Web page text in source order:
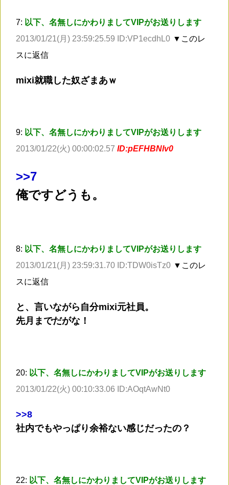
7: 以下、名無しにかわりましてVIPがお送りします
2013/01/21(月) 23:59:25.59 ID:VP1ecdhL0 ▼このレ
スに返信
mixi就職した奴ざまあｗ
9: 以下、名無しにかわりましてVIPがお送りします
2013/01/22(火) 00:00:02.57 ID:pEFHBNlv0
>>7
俺ですどうも。
8: 以下、名無しにかわりましてVIPがお送りします
2013/01/21(月) 23:59:31.70 ID:TDW0isTz0 ▼このレ
スに返信
と、言いながら自分mixi元社員。
先月までだがな！
20: 以下、名無しにかわりましてVIPがお送りします
2013/01/22(火) 00:10:33.06 ID:AOqtAwNt0
>>8
社内でもやっぱり余裕ない感じだったの？
22: 以下、名無しにかわりましてVIPがお送りします